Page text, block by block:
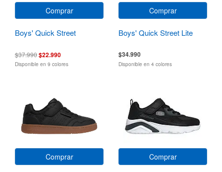
Comprar
Boys' Quick Street
$37.990$22.990
Disponible en 9 colores
Comprar
Boys' Quick Street Lite
$34.990
Disponible en 4 colores
Comprar Comprar